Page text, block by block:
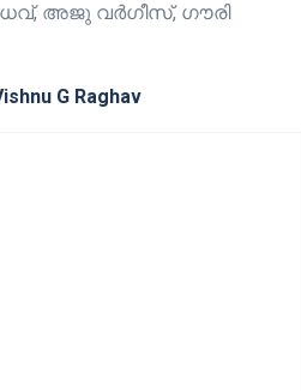
അജു വർഗീസ്, ഗൗരി
G Raghav